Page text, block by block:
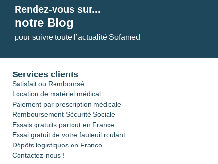
Rendez-vous sur...
notre Blog
pour suivre toute l’actualité Sofamed
Services clients
Satisfait ou Remboursé
Location de matériel médical
Paiement par prescription médicale
Remboursement Sécurité Sociale
Essais gratuits partout en France
Essai gratuit de votre fauteuil roulant
Dépôts logistiques en France
Contactez-nous !